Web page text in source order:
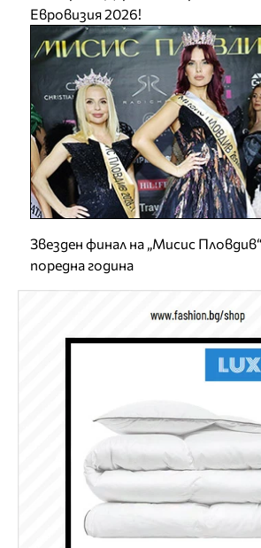
Евровизия 2026!
Звезден финал на „Мисис
поредна година